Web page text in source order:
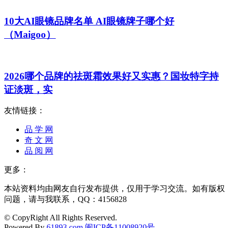
10大AI眼镜品牌名单 AI眼镜牌子哪个好
（Maigoo）
2026哪个品牌的祛斑霜效果好又实惠？国妆特字持
证淡斑，实
友情链接：
品 学 网
奇 文 网
品 阅 网
更多：
本站资料均由网友自行发布提供，仅用于学习交流。如有版权
问题，请与我联系，QQ：4156828
© CopyRight All Rights Reserved.